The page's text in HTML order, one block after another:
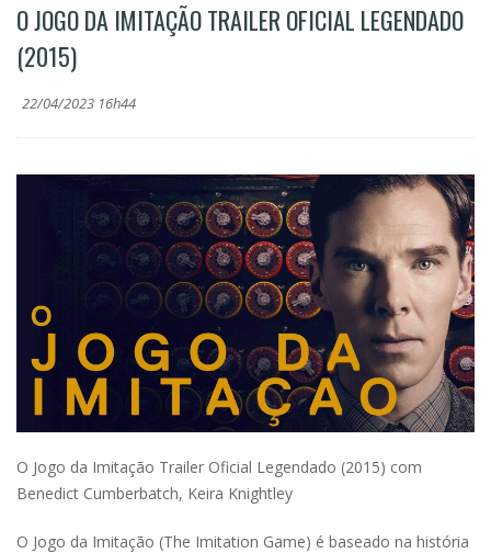
O JOGO DA IMITAÇÃO TRAILER OFICIAL LEGENDADO
(2015)
22/04/2023 16h44
O Jogo da Imitação Trailer Oficial Legendado (2015) com
Benedict Cumberbatch, Keira Knightley
O Jogo da Imitação (The Imitation Game) é baseado na história